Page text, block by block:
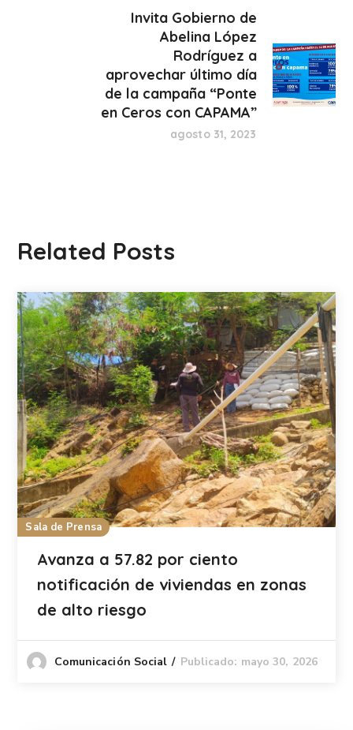
Invita Gobierno de
Abelina López
Rodríguez a
aprovechar último día
de la campaña “Ponte
en Ceros con CAPAMA”
agosto 31, 2023
Related Posts
Sala de Prensa
Avanza a 57.82 por ciento
notificación de viviendas en zonas
de alto riesgo
Comunicación Social Publicado: mayo 30, 2026